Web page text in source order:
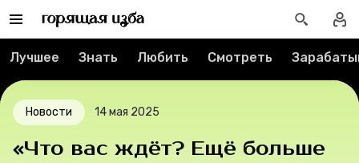
Спецпроекты
Вакансии
Контакты
Лучшее Знать Любить Смотреть
Новости 14 мая 2025
«Что вас ждёт? Ещё больше